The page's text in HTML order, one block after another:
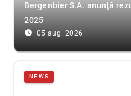
Bergenbier S.A. anunță
2025
access_time_filled 05 aug. 2026
NEWS